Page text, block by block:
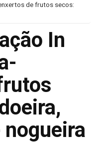
de frutos secos:
In